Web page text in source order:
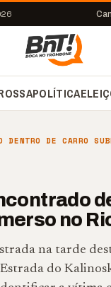
POLÍTICA
DENTRO DE CARRO
no
na tarde
do